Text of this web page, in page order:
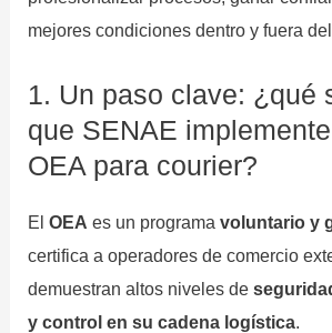
mejores condiciones dentro y fuera
1. Un paso clave: ¿qué
que SENAE
OEA para courier?
ElOEA es un programavoluntario y
certifica a operadores de comercio
demuestran altos niveles de
y control en su cadena logística.